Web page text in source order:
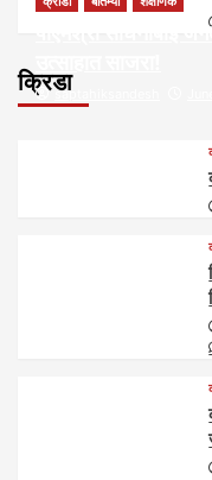
क्रिडा
पीएमश्री साधनाबाई
saptahiksandesh